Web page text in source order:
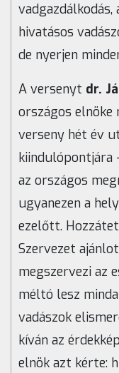
hivatásos
de nyerjen
A versenyt dr.
országos
verseny hét év
kiindulópontjára
az országos
ugyanezen a
ezelőtt.
Szervezet
megszervezi az
méltó lesz
vadászok
kíván az
elnök azt kérte: